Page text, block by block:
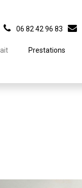
06 82 42 96 83
Prestations